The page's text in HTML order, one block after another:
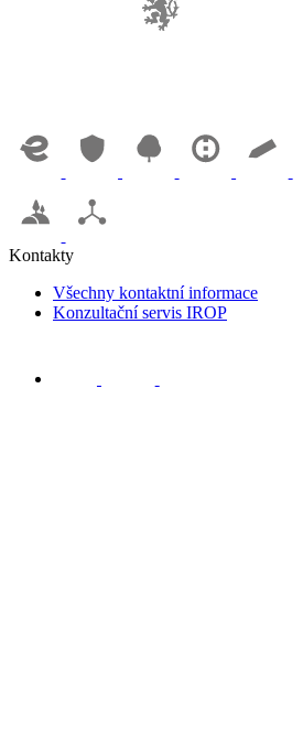
Kontakty
Všechny kontaktní informace
Konzultační servis IROP